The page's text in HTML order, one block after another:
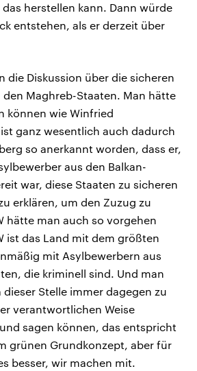
das herstellen kann. Dann würde
entstehen, als er derzeit über
die Diskussion über die sicheren
Maghreb-Staaten. Man hätte
können wie Winfried
ganz wesentlich auch dadurch
so anerkannt worden, dass er,
aus den Balkan-
war, diese Staaten zu sicheren
erklären, um den Zuzug zu
hätte man auch so vorgehen
ist das Land mit dem größten
mit Asylbewerbern aus
die kriminell sind. Und man
Stelle immer dagegen zu
verantwortlichen Weise
sagen können, das entspricht
grünen Grundkonzept, aber für
besser, wir machen mit.